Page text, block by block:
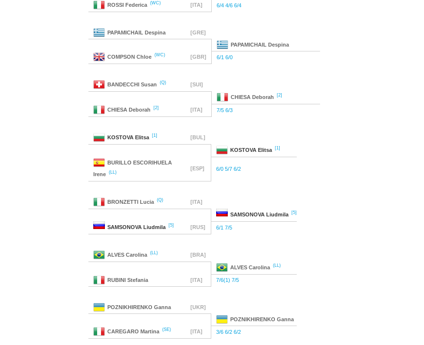
ROSSI Federica (WC) [ITA] 6/4 4/6 6/4
PAPAMICHAIL Despina [GRE]
PAPAMICHAIL Despina
COMPSON Chloe (WC) [GBR] 6/1 6/0
BANDECCHI Susan (Q) [SUI]
CHIESA Deborah [2]
CHIESA Deborah [2] [ITA] 7/5 6/3
KOSTOVA Elitsa [1] [BUL]
KOSTOVA Elitsa [1]
BURILLO ESCORIHUELA
Irene (LL)
[ESP] 6/0 5/7 6/2
BRONZETTI Lucia (Q) [ITA]
SAMSONOVA Liudmila [5]
SAMSONOVA Liudmila [5] [RUS] 6/1 7/5
ALVES Carolina (LL) [BRA]
ALVES Carolina (LL)
RUBINI Stefania [ITA] 7/6(1) 7/5
POZNIKHIRENKO Ganna [UKR]
POZNIKHIRENKO Ganna
CAREGARO Martina (SE) [ITA] 3/6 6/2 6/2